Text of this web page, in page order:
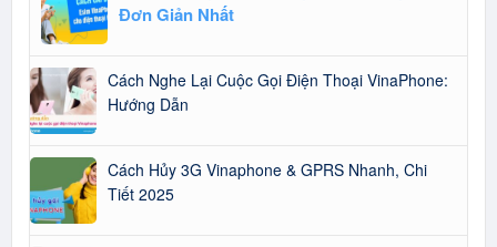
Đơn Giản Nhất
Cách Nghe Lại Cuộc Gọi Điện Thoại VinaPhone:
Hướng Dẫn
Cách Hủy 3G Vinaphone & GPRS Nhanh, Chi
Tiết 2025